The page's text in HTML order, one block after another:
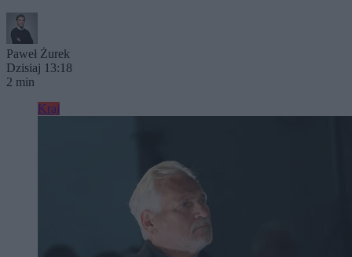
Paweł Żurek
Dzisiaj 13:18
2 min
Kraj